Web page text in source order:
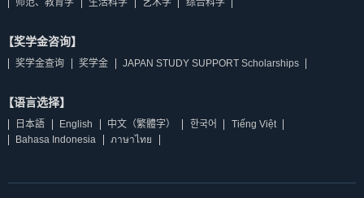
师范、教育学
生活科学 艺术学 综合科学
【奖学金咨询】
奖学金查询 奖学金 JAPAN STUDY SUPPORT Scholarships
【语言选择】
日本語 English 中文（繁體字） 한국어
Tiếng Việt
Bahasa Indonesia
ภาษาไทย